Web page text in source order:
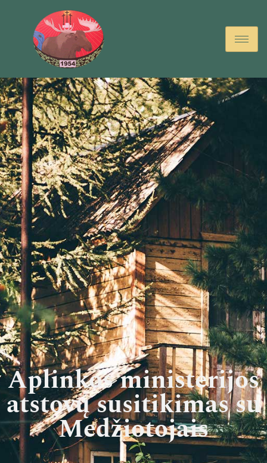
Aplinkos ministerijos
atstovų susitikimas su
Medžiotojais